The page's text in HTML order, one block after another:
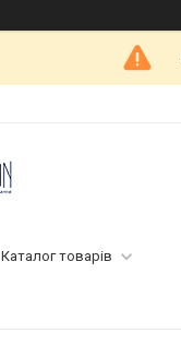
Каталог товарів